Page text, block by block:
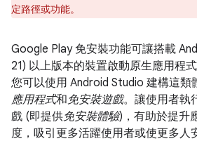
定路徑或功能。
Google Play 免安裝功能可讓搭載
21) 以上版本的裝置啟動原生應用程
您可以使用 Android Studio 建構這類
應用程式和免安裝遊戲。讓使用者執
戲 (即提供免安裝體驗)，有助於提升
度，吸引更多活躍使用者或使更多人